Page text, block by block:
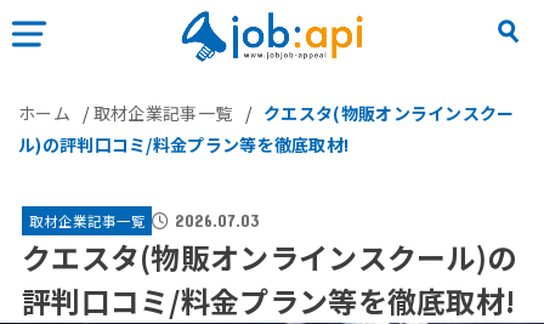
ホーム /取材企業記事一覧 / クエスタ(物販オンラインスクー
ル)の評判口コミ/料金プラン等を徹底取材!
取材企業記事一覧 2026.07.03
クエスタ(物販オンラインスクール)の
評判口コミ/料金プラン等を徹底取材!